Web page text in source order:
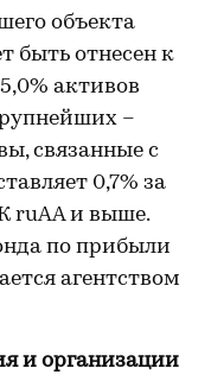
объекта
быть отнесен к
активов
–
связанные с
0,7% за
ruAA и выше.
по прибыли
агентством
и организации